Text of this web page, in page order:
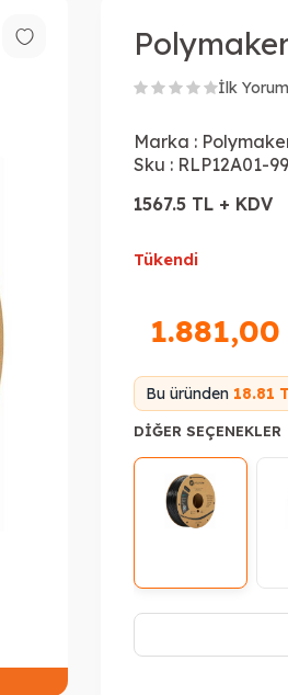
İlk
Marka :
Sku : RLP12A01-
1567.5 TL + KDV
Tükendi
1.881,00
Bu üründen 18.81
DIĞER SEÇENEKLER